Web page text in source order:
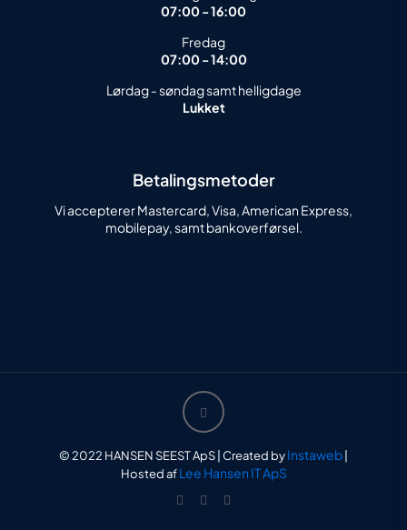
07:00 - 16:00
Fredag
07:00 - 14:00
Lørdag - søndag samt helligdage
Lukket
Betalingsmetoder
Vi accepterer Mastercard, Visa, American Express,
mobilepay, samt bankoverførsel.
© 2022 HANSEN SEEST ApS | Created byInstaweb
Hosted afLee Hansen IT ApS